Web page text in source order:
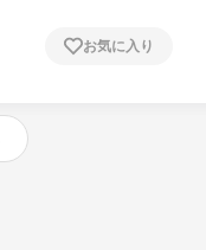
お気に入り